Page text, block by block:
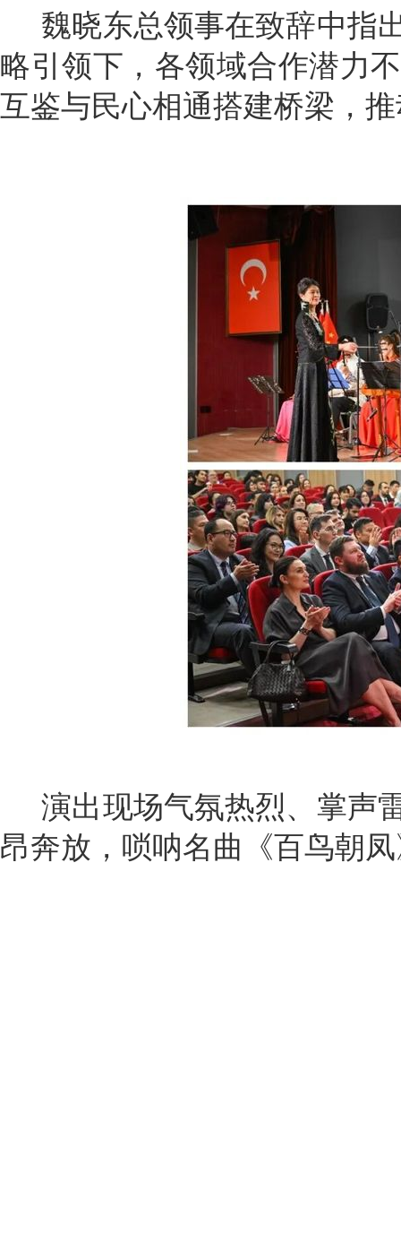
魏晓东总领事在致辞中指
略引领下，各领域合作潜力
互鉴与民心相通搭建桥梁，
演出现场气氛热烈、掌声
昂奔放，唢呐名曲
《百鸟朝